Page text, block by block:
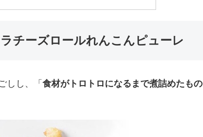
チーズロールれんこんピューレ
しし、「 食材がトロトロになるまで煮詰めたもの